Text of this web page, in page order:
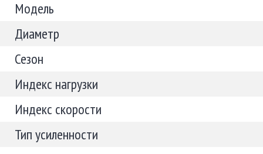
Модель
Диаметр
Сезон
Индекс нагрузки
Индекс скорости
Тип усиленности